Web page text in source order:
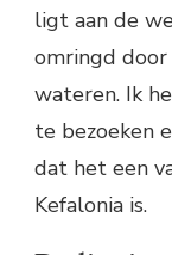
ligt aan de
omringd
wateren. Ik
te bezoeken
dat het een
Kefalonia is.